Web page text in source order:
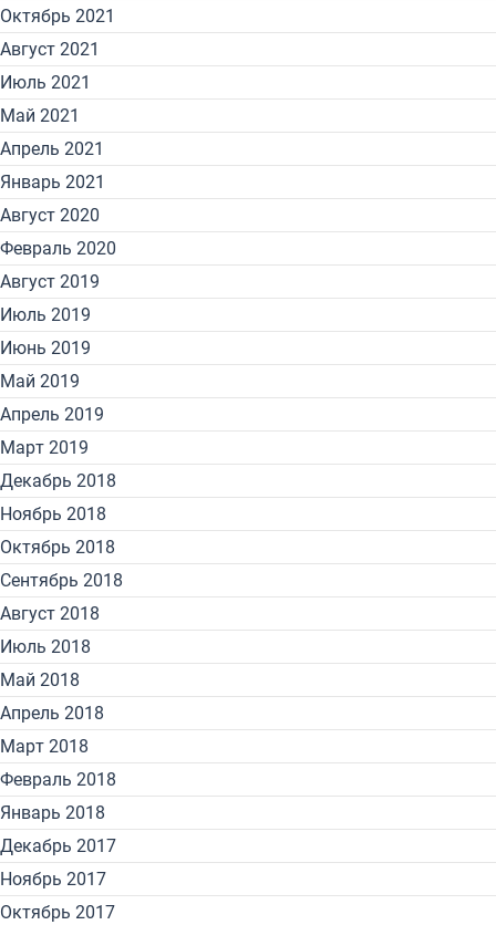
Октябрь 2021
Август 2021
Июль 2021
Май 2021
Апрель 2021
Январь 2021
Август 2020
Февраль 2020
Август 2019
Июль 2019
Июнь 2019
Май 2019
Апрель 2019
Март 2019
Декабрь 2018
Ноябрь 2018
Октябрь 2018
Сентябрь 2018
Август 2018
Июль 2018
Май 2018
Апрель 2018
Март 2018
Февраль 2018
Январь 2018
Декабрь 2017
Ноябрь 2017
Октябрь 2017